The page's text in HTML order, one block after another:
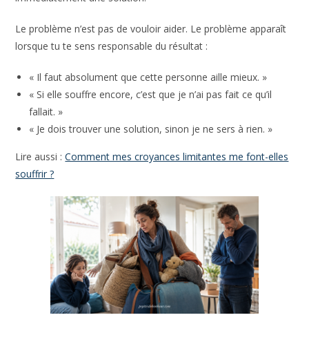
Le problème n’est pas de vouloir aider. Le problème apparaît
lorsque tu te sens responsable du résultat :
« Il faut absolument que cette personne aille mieux. »
« Si elle souffre encore, c’est que je n’ai pas fait ce qu’il
fallait. »
« Je dois trouver une solution, sinon je ne sers à rien. »
Lire aussi :Comment mes croyances limitantes me font-elles
souffrir ?